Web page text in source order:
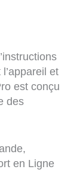
et
est conçu
des
en Ligne